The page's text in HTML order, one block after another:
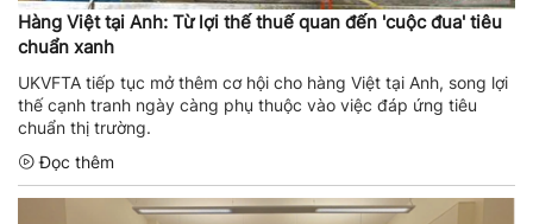
Hàng Việt tại Anh: Từ lợi thế thuế quan đến 'cuộc đua' tiêu
chuẩn xanh
UKVFTA tiếp tục mở thêm cơ hội cho hàng Việt tại Anh, song lợi
thế cạnh tranh ngày càng phụ thuộc vào việc đáp ứng tiêu
chuẩn thị trường.
Đọc thêm